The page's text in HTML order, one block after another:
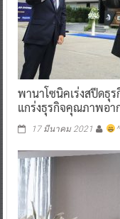
พานาโซนิคเร่งสปีดธุ
แกร่งธุรกิจคุณภาพอา
17 มีนาคม 2021